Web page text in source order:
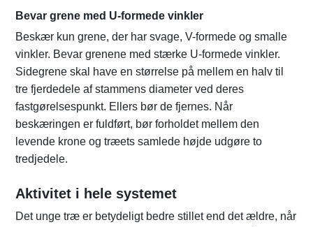
Bevar grene med U-formede vinkler
Beskær kun grene, der har svage, V-formede og smalle
vinkler. Bevar grenene med stærke U-formede vinkler.
Sidegrene skal have en størrelse på mellem en halv til
tre fjerdedele af stammens diameter ved deres
fastgørelsespunkt. Ellers bør de fjernes. Når
beskæringen er fuldført, bør forholdet mellem den
levende krone og træets samlede højde udgøre to
tredjedele.
Aktivitet i hele systemet
Det unge træ er betydeligt bedre stillet end det ældre, når